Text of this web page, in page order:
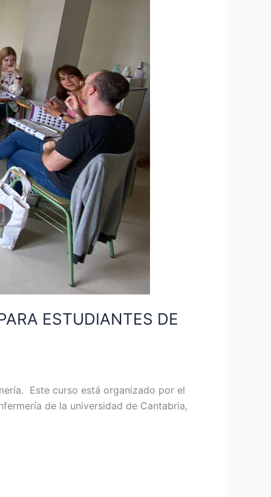
ESTUDIANTES DE
Este curso está organizado por el
de la universidad de Cantabria,